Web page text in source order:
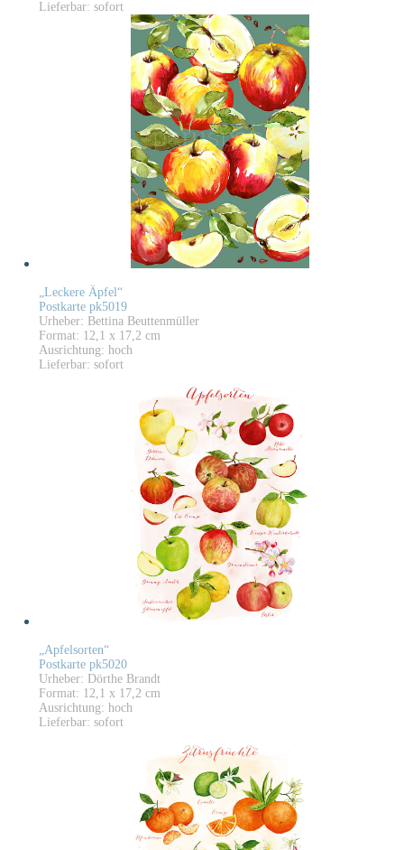
Lieferbar: sofort
„Leckere Äpfel“
Postkarte pk5019
Urheber: Bettina Beuttenmüller
Format: 12,1 x 17,2 cm
Ausrichtung: hoch
Lieferbar: sofort
„Apfelsorten“
Postkarte pk5020
Urheber: Dörthe Brandt
Format: 12,1 x 17,2 cm
Ausrichtung: hoch
Lieferbar: sofort